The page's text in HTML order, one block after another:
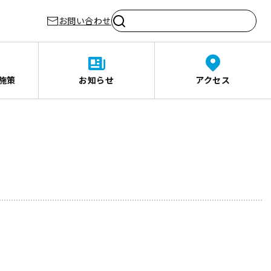
お問い合わせ
策 お知らせ アクセス